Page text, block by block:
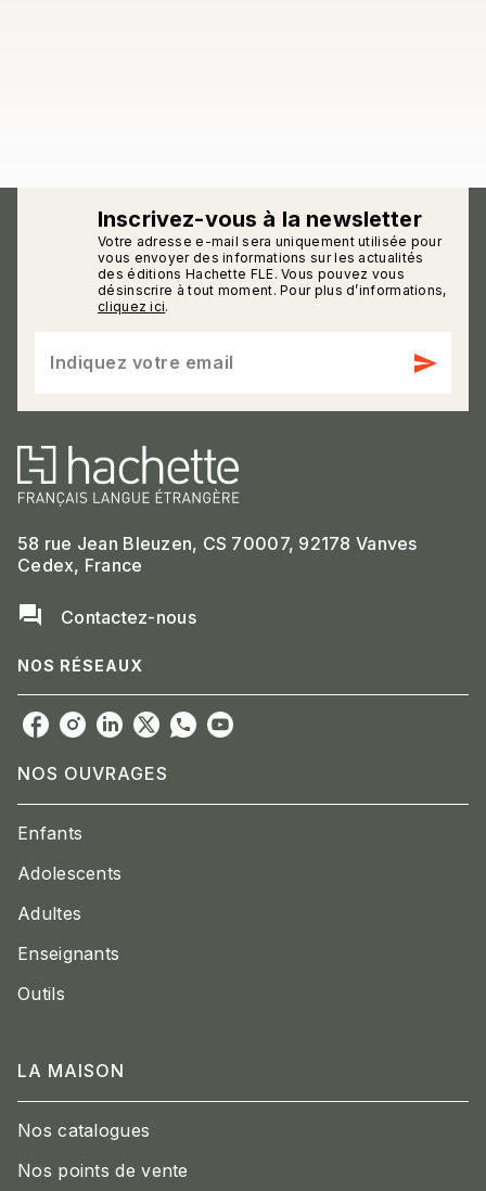
Inscrivez-vous à la newsletter
Votre adresse e-mail sera uniquement utilisée pour
vous envoyer des informations sur les actualités
des éditions Hachette FLE. Vous pouvez vous
désinscrire à tout moment. Pour plus d’informations,
cliquez ici.
Indiquez votre email send
58 rue Jean Bleuzen, CS 70007, 92178 Vanves
Cedex, France
question_answer Contactez-nous
NOS RÉSEAUX
NOS OUVRAGES
Enfants
Adolescents
Adultes
Enseignants
Outils
LA MAISON
Nos catalogues
Nos points de vente